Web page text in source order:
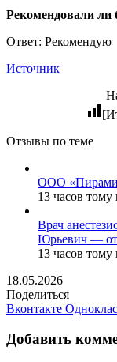
Рекомендовали ли
Ответ: Рекомендую
Источник
Отзывы по теме
ООО
13 часов тому
Врач
Юрьевич —
13 часов тому
18.05.2026
Поделиться
Вконтакте
Добавить